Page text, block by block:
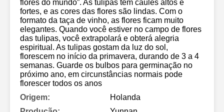
flores do mundo”. As tulipas têm caules altos e
fortes, e as cores das flores são lindas. Com o
formato da taça de vinho, as flores ficam muito
elegantes. Quando você estiver no campo de flores
das tulipas, você extrapolará e obterá alegria
espiritual. As tulipas gostam da luz do sol,
florescem no início da primavera, durando de 3 a 4
semanas. Guarde os bulbos para germinação no
próximo ano, em circunstâncias normais pode
florescer todos os anos
Origem:
Holanda